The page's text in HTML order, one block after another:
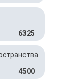
6325
4500